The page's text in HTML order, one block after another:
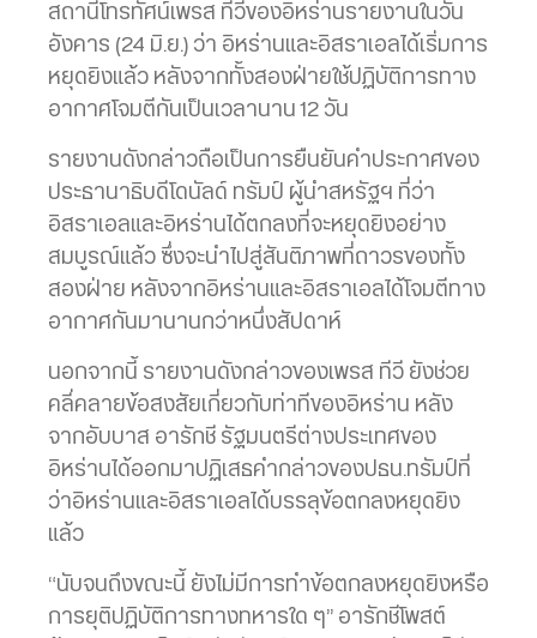
สถานีโทรทัศน์เพรส ทีวีของอิหร่านรายงานในวัน
อังคาร (24 มิ.ย.) ว่า อิหร่านและอิสราเอลได้เริ่มการ
หยุดยิงแล้ว หลังจากทั้งสองฝ่ายใช้ปฏิบัติการทาง
อากาศโจมตีกันเป็นเวลานาน 12 วัน
รายงานดังกล่าวถือเป็นการยืนยันคำประกาศของ
ประธานาธิบดีโดนัลด์ ทรัมป์ ผู้นำสหรัฐฯ ที่ว่า
อิสราเอลและอิหร่านได้ตกลงที่จะหยุดยิงอย่าง
สมบูรณ์แล้ว ซึ่งจะนำไปสู่สันติภาพที่ถาวรของทั้ง
สองฝ่าย หลังจากอิหร่านและอิสราเอลได้โจมตีทาง
อากาศกันมานานกว่าหนึ่งสัปดาห์
นอกจากนี้ รายงานดังกล่าวของเพรส ทีวี ยังช่วย
คลี่คลายข้อสงสัยเกี่ยวกับท่าทีของอิหร่าน หลัง
จากอับบาส อารักชี รัฐมนตรีต่างประเทศของ
อิหร่านได้ออกมาปฏิเสธคำกล่าวของปธน.ทรัมป์ที่
ว่าอิหร่านและอิสราเอลได้บรรลุข้อตกลงหยุดยิง
แล้ว
“นับจนถึงขณะนี้ ยังไม่มีการทำข้อตกลงหยุดยิงหรือ
การยุติปฏิบัติการทางทหารใด ๆ” อารักชีโพสต์